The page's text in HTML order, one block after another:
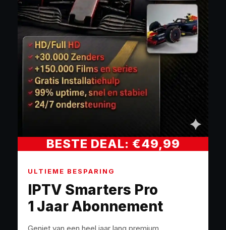
BESTE DEAL: €49,99
ULTIEME BESPARING
IPTV Smarters Pro
1 Jaar Abonnement